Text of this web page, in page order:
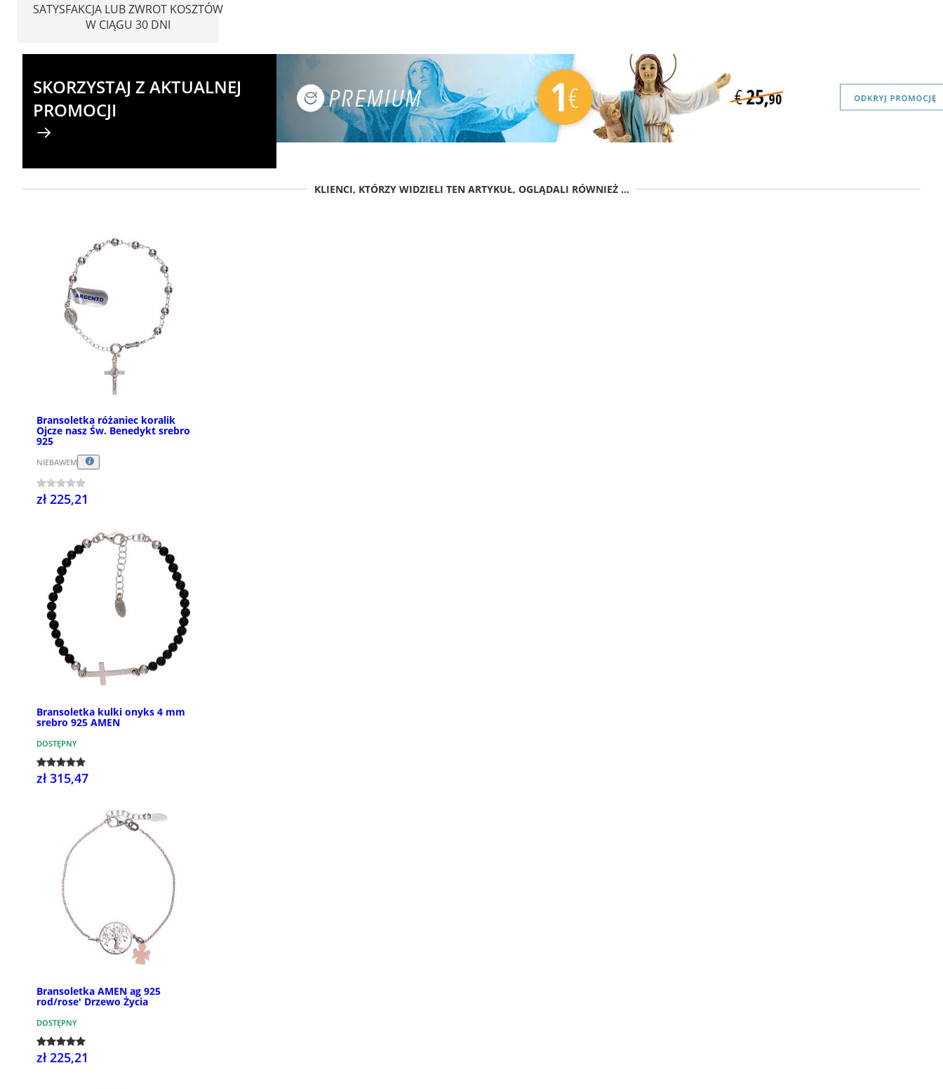
SATYSFAKCJA LUB ZWROT KOSZTÓW
W CIĄGU 30 DNI
SKORZYSTAJ Z AKTUALNEJ
PROMOCJI
KLIENCI, KTÓRZY WIDZIELI TEN ARTYKUŁ, OGLĄDALI RÓWNIEŻ ...
Bransoletka różaniec koralik
Ojcze nasz Św. Benedykt srebro
925
NIEBAWEM
zł 225,21
Bransoletka kulki onyks 4 mm
srebro 925 AMEN
DOSTĘPNY
zł 315,47
Bransoletka AMEN ag 925
rod/rose' Drzewo Życia
DOSTĘPNY
zł 225,21